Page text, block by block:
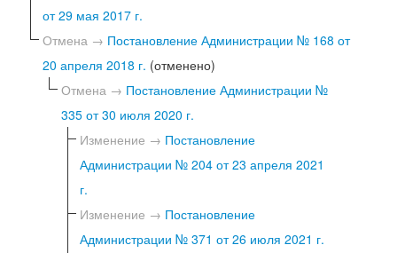
от 29 мая 2017 г.
Отмена → Постановление Администрации № 168 от
20 апреля 2018 г. (отменено)
Отмена → Постановление Администрации №
335 от 30 июля 2020 г.
Изменение → Постановление
Администрации № 204 от 23 апреля 2021
г.
Изменение → Постановление
Администрации № 371 от 26 июля 2021 г.